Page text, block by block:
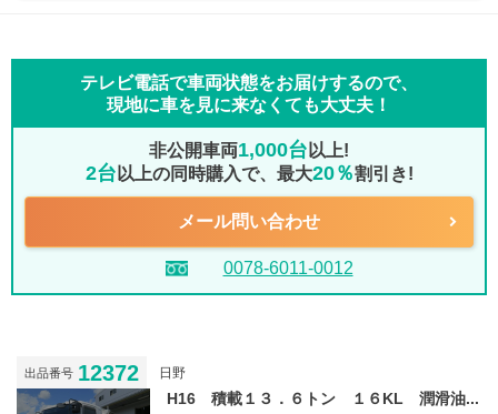
テレビ電話で車両状態をお届けするので、
現地に車を見に来なくても大丈夫！
非公開車両1,000台 以上!
2台 以上の同時購入で、最大20％割引き!
メール問い合わせ
0078-6011-0012
出品番号 12372 日野
H16 積載１３．６トン １６KL 潤滑油...